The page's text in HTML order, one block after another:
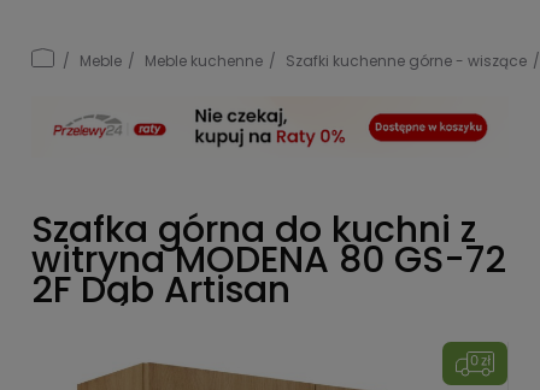
Meble Meble kuchenne Szafki kuchenne górne - wiszące
Szafka górna do kuchni z
witryna MODENA 80 GS-72
2F Dąb Artisan